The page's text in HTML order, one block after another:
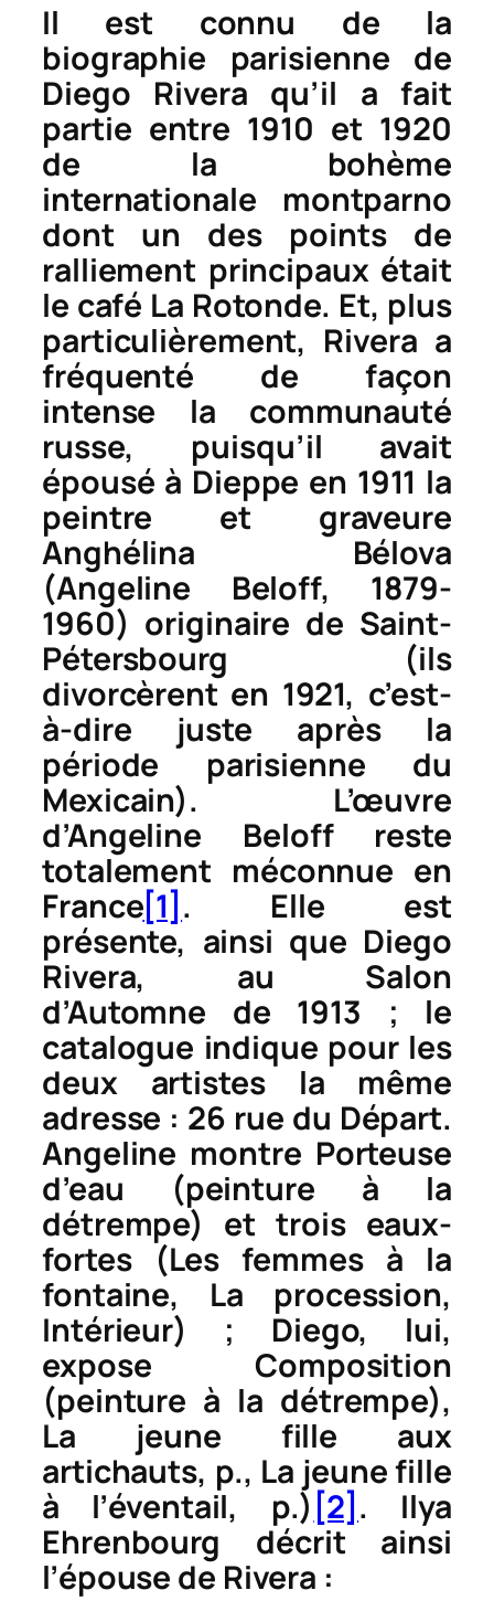
Il est connu de la
biographie parisienne de
Diego Rivera qu’il a fait
partie entre 1910 et 1920
de la bohème
internationale montparno
dont un des points de
ralliement principaux était
le café La Rotonde. Et, plus
particulièrement, Rivera a
fréquenté de façon
intense la communauté
russe, puisqu’il avait
épousé à Dieppe en 1911 la
peintre et graveure
Anghélina Bélova
(Angeline Beloff, 1879-
1960) originaire de Saint-
Pétersbourg (ils
divorcèrent en 1921, c’est-
à-dire juste après la
période parisienne du
Mexicain). L’œuvre
d’Angeline Beloff reste
totalement méconnue en
France[1] . Elle est
présente, ainsi que Diego
Rivera, au Salon
d’Automne de 1913 ; le
catalogue indique pour les
deux artistes la même
adresse : 26 rue du Départ.
Angeline montre Porteuse
d’eau (peinture à la
détrempe) et trois eaux-
fortes (Les femmes à la
fontaine, La procession,
Intérieur) ; Diego, lui,
exposeComposition
(peinture à la détrempe),
La jeune fille aux
artichauts, p., La jeune fille
à l’éventail, p.) [2] . Ilya
Ehrenbourg décrit ainsi
l’épouse de Rivera :